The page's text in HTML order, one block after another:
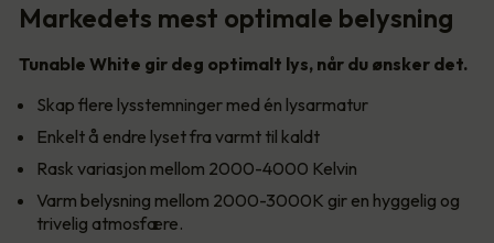
Markedets mest optimale belysning
Tunable White gir deg optimalt lys, når du ønsker det.
Skap flere lysstemninger med én lysarmatur
Enkelt å endre lyset fra varmt til kaldt
Rask variasjon mellom 2000-4000 Kelvin
Varm belysning mellom 2000-3000K gir en hyggelig og
trivelig atmosfære.